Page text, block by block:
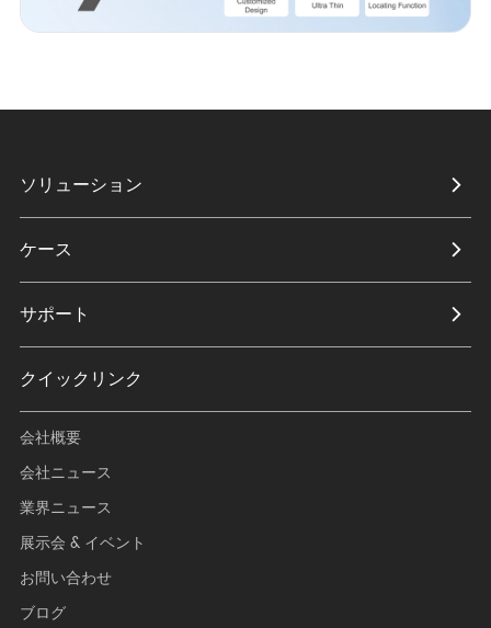
ソリューション
ケース
サポート
クイックリンク
会社概要
会社ニュース
業界ニュース
展示会 & イベント
お問い合わせ
ブログ